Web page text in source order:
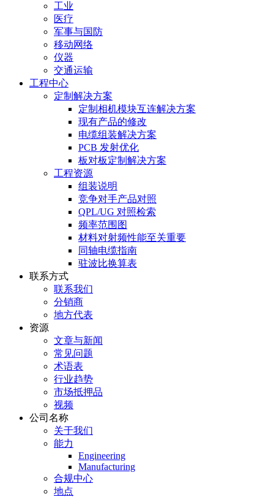
工业
医疗
军事与国防
移动网络
仪器
交通运输
工程中心
定制解决方案
定制相机模块互连解决方案
现有产品的修改
电缆组装解决方案
PCB 发射优化
板对板定制解决方案
工程资源
组装说明
竞争对手产品对照
QPL/UG 对照检索
频率范围图
材料对射频性能至关重要
同轴电缆指南
驻波比换算表
联系方式
联系我们
分销商
地方代表
资源
文章与新闻
常见问题
术语表
行业趋势
市场抵押品
视频
公司名称
关于我们
能力
Engineering
Manufacturing
合规中心
地点